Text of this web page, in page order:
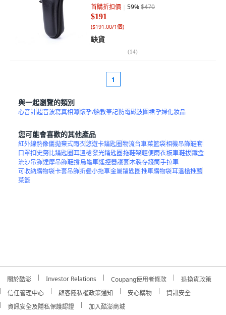
首購折扣價 59%$470
$191
($191.00/1個)
缺貨
(14)
1
與一起瀏覽的類別
心音計超音波寫真相簿懷孕/胎教筆記防電磁波圍裙孕婦化妝品
您可能會喜歡的其他產品
紅外線熱像儀拋棄式雨衣悠遊卡鑰匙圈物流台車菜籃袋相機吊飾鞋套
口罩扣史努比鑰匙圈耳溫槍發光鑰匙圈拖鞋架輕便雨衣板車鞋拔鐵盒
流沙吊飾達摩吊飾鞋撐烏龜車遙控器護套木製存錢筒手拉車
可收納購物袋卡套吊飾折疊小拖車金屬鑰匙圈推車購物袋耳溫槍推薦
菜籃
關於酷澎 Investor Relations Coupang使用者條款
退換貨政策
信任管理中心
顧客隱私權政策通知 安心購物
資訊安全
資訊安全及隱私保護認證
加入酷澎商城